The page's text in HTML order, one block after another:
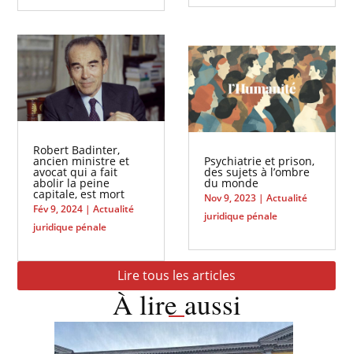
Robert Badinter,
ancien ministre et
avocat qui a fait
abolir la peine
capitale, est mort
Fév 9, 2024 |Actualité
juridique pénale
Psychiatrie et prison,
des sujets à l’ombre
du monde
Nov 9, 2023 | Actualité
juridique pénale
Lire tous les articles
À lire aussi